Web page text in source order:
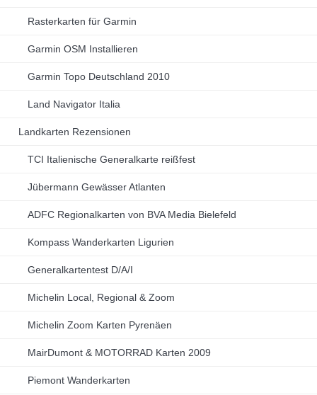
Rasterkarten für Garmin
Garmin OSM Installieren
Garmin Topo Deutschland 2010
Land Navigator Italia
Landkarten Rezensionen
TCI Italienische Generalkarte reißfest
Jübermann Gewässer Atlanten
ADFC Regionalkarten von BVA Media Bielefeld
Kompass Wanderkarten Ligurien
Generalkartentest D/A/I
Michelin Local, Regional & Zoom
Michelin Zoom Karten Pyrenäen
MairDumont & MOTORRAD Karten 2009
Piemont Wanderkarten